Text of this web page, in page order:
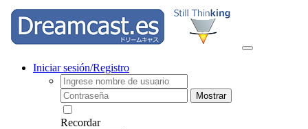
Iniciar sesión/Registro
Mostrar
Recordar